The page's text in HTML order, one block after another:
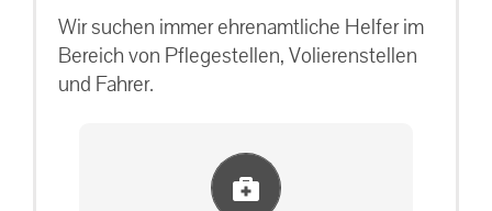
Wir suchen immer ehrenamtliche Helfer im
Bereich von Pflegestellen, Volierenstellen
und Fahrer.
Einlernung und Infos